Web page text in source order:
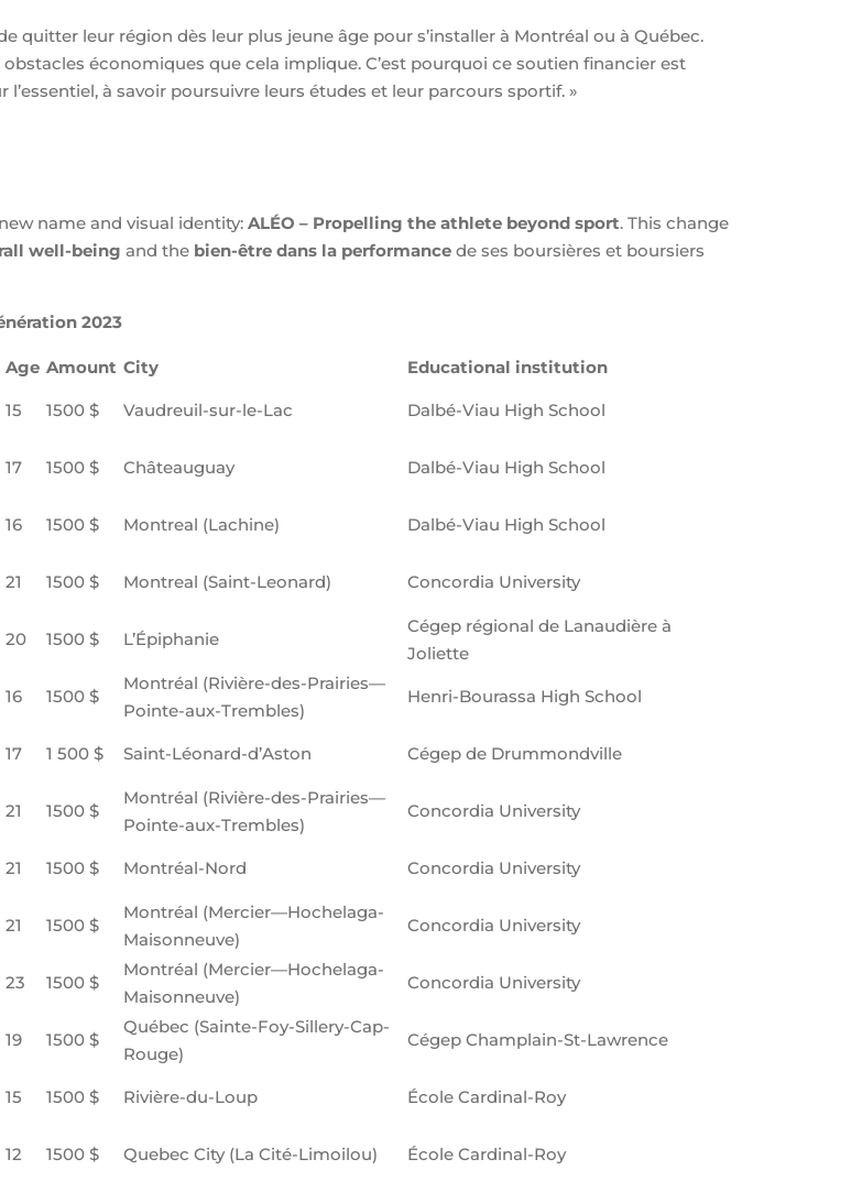
quitter leur région dès leur plus jeune âge pour s’installer à Montréal ou à Québec.
économiques que cela implique. C’est pourquoi ce soutien financier est
l’essentiel, à savoir poursuivre leurs études et leur parcours sportif. »
name and visual identity: ALÉO – Propelling the athlete beyond sport. This change
well-being and the bien-être dans la performancede ses boursières et boursiers
2023
Age Amount City Educational institution
15 1500 $ Vaudreuil-sur-le-Lac Dalbé-Viau High School
17 1500 $ Châteauguay Dalbé-Viau High School
16 1500 $ Montreal (Lachine) Dalbé-Viau High School
21 1500 $ Montreal (Saint-Leonard) Concordia University
20 1500 $ L’Épiphanie
Cégep régional de Lanaudière à
Joliette
16 1500 $
Montréal (Rivière-des-Prairies—
Pointe-aux-Trembles)
Henri-Bourassa High School
17 1 500 $ Saint-Léonard-d’Aston Cégep de Drummondville
21 1500 $
Montréal (Rivière-des-Prairies—
Pointe-aux-Trembles)
Concordia University
21 1500 $ Montréal-Nord Concordia University
21 1500 $
Montréal (Mercier—Hochelaga-
Maisonneuve)
Concordia University
23 1500 $
Montréal (Mercier—Hochelaga-
Maisonneuve)
Concordia University
19 1500 $
Québec (Sainte-Foy-Sillery-Cap-
Rouge)
Cégep Champlain-St-Lawrence
15 1500 $ Rivière-du-Loup École Cardinal-Roy
12 1500 $ Quebec City (La Cité-Limoilou) École Cardinal-Roy